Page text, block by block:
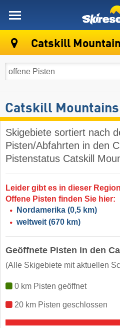
Catskill
Catskill
Skigebiete sortiert nach
Pisten/Abfahrten in den
Pistenstatus Catskill
Leider gibt es in dieser
Offene Pisten finden Sie hier:
Nordamerika (0,5 km)
weltweit (670 km)
Geöffnete Pisten in den
(Alle Skigebiete mit aktuellen
0 km Pisten geöffnet
20 km Pisten geschlossen